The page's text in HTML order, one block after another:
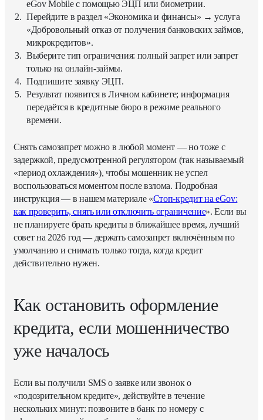
eGov Mobile с помощью ЭЦП или биометрии.
Перейдите в раздел «Экономика и финансы» → услуга
«Добровольный отказ от получения банковских займов,
микрокредитов».
Выберите тип ограничения: полный запрет или запрет
только на онлайн-займы.
Подпишите заявку ЭЦП.
Результат появится в Личном кабинете; информация
передаётся в кредитные бюро в режиме реального
времени.
Снять самозапрет можно в любой момент — но тоже с
задержкой, предусмотренной регулятором (так называемый
«период охлаждения»), чтобы мошенник не успел
воспользоваться моментом после взлома. Подробная
инструкция — в нашем материале «Стоп-кредит на eGov:
как проверить, снять или отключить ограничение». Если вы
не планируете брать кредиты в ближайшее время, лучший
совет на 2026 год — держать самозапрет включённым по
умолчанию и снимать только тогда, когда кредит
действительно нужен.
Как остановить оформление
кредита, если мошенничество
уже началось
Если вы получили SMS о заявке или звонок о
«подозрительном кредите», действуйте в течение
нескольких минут: позвоните в банк по номеру с